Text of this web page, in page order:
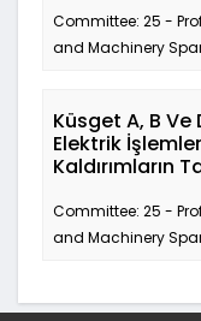
Committee: 25 -
and Machinery
Küsget A, B Ve
Elektrik
Kaldırımların
Committee: 25 -
and Machinery